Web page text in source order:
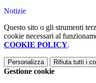
Notizie
Questo sito o gli strumenti
cookie necessari al
COOKIE POLICY.
Personalizza Rifiuta tutti i
Gestione cookie